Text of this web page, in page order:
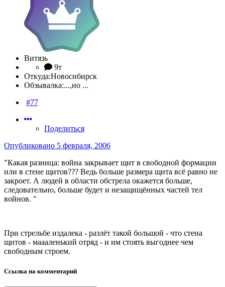
Витязь
9т
Откуда:Новосибирск
Обзывалка:...,но ...
#77
Поделиться
Опубликовано 5 февраля, 2006
"Какая разница: война закрывает щит в свободной формации
или в стене щитов??? Ведь больше размера щита всё равно не
закроет. А людей в области обстрела окажется больше,
следовательно, больше будет и незащищённых частей тел
войнов. "
При стрельбе издалека - разлёт такой большой - что стена
щитов - маааленький отряд - и им стоять выгоднее чем
свободным строем.
Ссылка на комментарий